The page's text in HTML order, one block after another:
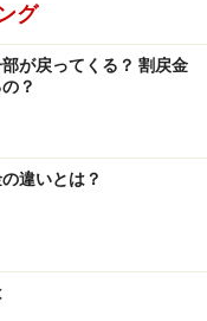
グ
が戻ってくる？ 割戻金
？
違いとは？